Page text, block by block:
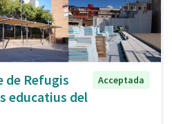
de Refugis
educatius del
Acceptada